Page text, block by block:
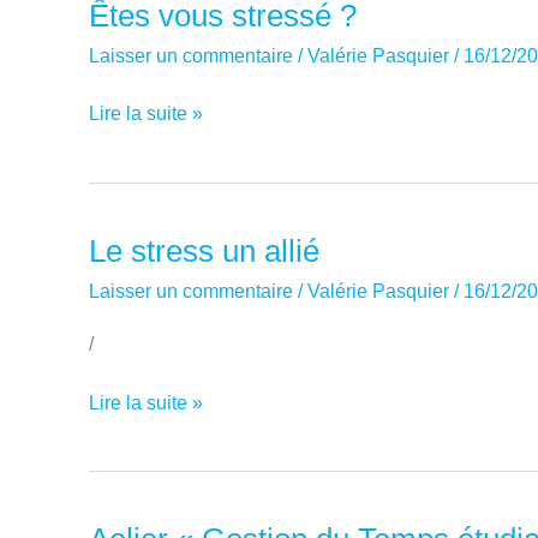
vs
cerveau
Êtes vous stressé ?
Laisser un commentaire /Valérie Pasquier / 16/12/
Êtes
Lire la suite »
Le stress un allié
Laisser un commentaire /Valérie Pasquier / 16/12/
/
Le
Lire la suite »